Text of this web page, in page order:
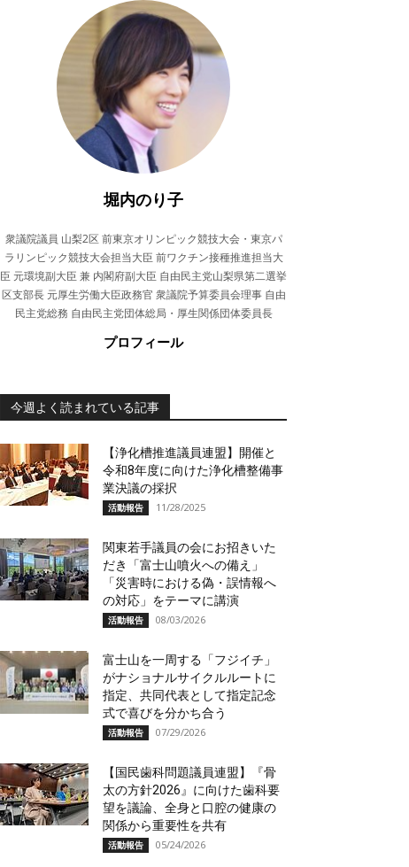
堀内のり子
衆議院議員 山梨2区 前東京オリンピック競技大会・東京パ
ラリンピック競技大会担当大臣 前ワクチン接種推進担当大
臣 元環境副大臣 兼 内閣府副大臣 自由民主党山梨県第二選挙
区支部長 元厚生労働大臣政務官 衆議院予算委員会理事 自由
民主党総務 自由民主党団体総局・厚生関係団体委員長
プロフィール
今週よく読まれている記事
【浄化槽推進議員連盟】開催と
令和8年度に向けた浄化槽整備事
業決議の採択
活動報告 11/28/2025
関東若手議員の会にお招きいた
だき「富士山噴火への備え」
「災害時における偽・誤情報へ
の対応」をテーマに講演
活動報告 08/03/2026
富士山を一周する「フジイチ」
がナショナルサイクルルートに
指定、共同代表として指定記念
式で喜びを分かち合う
活動報告 07/29/2026
【国民歯科問題議員連盟】『骨
太の方針2026』に向けた歯科要
望を議論、全身と口腔の健康の
関係から重要性を共有
活動報告 05/24/2026